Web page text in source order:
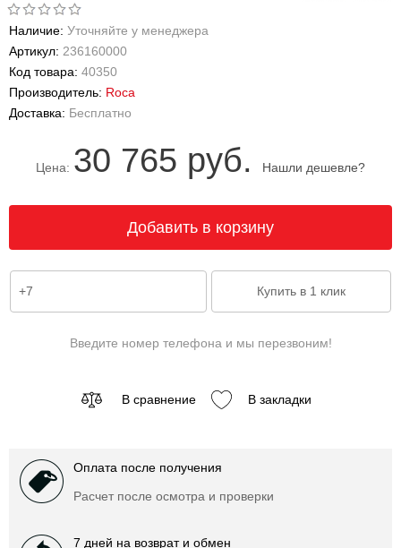
Наличие: Уточняйте у менеджера
Артикул: 236160000
Код товара: 40350
Производитель: Roca
Доставка: Бесплатно
Цена: 30 765 руб. Нашли дешевле?
Введите номер телефона и мы перезвоним!
В сравнение В закладки
Оплата после получения
Расчет после осмотра и проверки
7 дней на возврат и обмен